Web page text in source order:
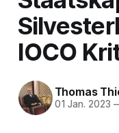
IOCO
Thomas
01 Jan. 2023